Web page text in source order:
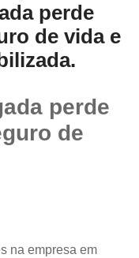
perde
de vida e
perde
de
na empresa em